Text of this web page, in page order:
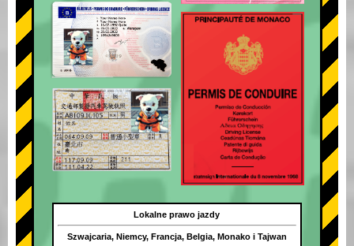
Lokalne prawo jazdy
Szwajcaria, Niemcy, Francja, Belgia, Monako i Tajwan